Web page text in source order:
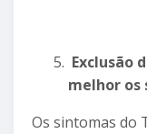
Exclusão
melhor os
Os sintomas do